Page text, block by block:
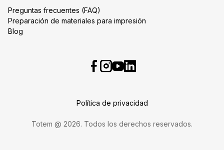
Preguntas frecuentes (FAQ)
Preparación de materiales para impresión
Blog
Política de privacidad
Totem @ 2026. Todos los derechos reservados.